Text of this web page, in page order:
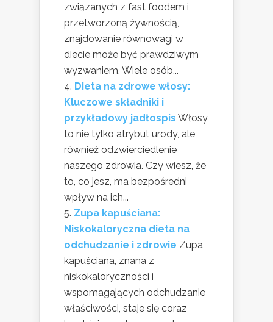
związanych z fast foodem i
przetworzoną żywnością,
znajdowanie równowagi w
diecie może być prawdziwym
wyzwaniem. Wiele osób...
Dieta na zdrowe włosy:
Kluczowe składniki i
przykładowy jadłospis Włosy
to nie tylko atrybut urody, ale
również odzwierciedlenie
naszego zdrowia. Czy wiesz, że
to, co jesz, ma bezpośredni
wpływ na ich...
Zupa kapuściana:
Niskokaloryczna dieta na
odchudzanie i zdrowie Zupa
kapuściana, znana z
niskokaloryczności i
wspomagających odchudzanie
właściwości, staje się coraz